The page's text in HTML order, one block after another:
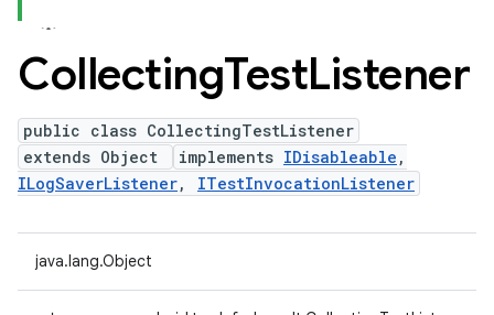
CollectingTestListener
public class CollectingTestListener
extends Object
implements IDisableable ,
ILogSaverListener, ITestInvocationListener
java.lang.Object